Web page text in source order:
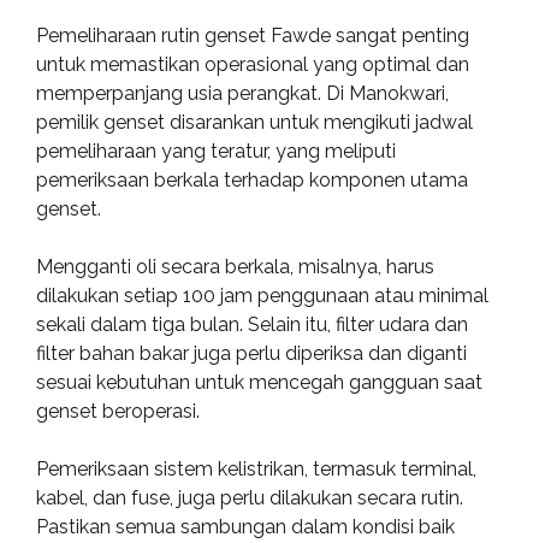
Pemeliharaan rutin genset Fawde sangat penting
untuk memastikan operasional yang optimal dan
memperpanjang usia perangkat. Di Manokwari,
pemilik genset disarankan untuk mengikuti jadwal
pemeliharaan yang teratur, yang meliputi
pemeriksaan berkala terhadap komponen utama
genset.
Mengganti oli secara berkala, misalnya, harus
dilakukan setiap 100 jam penggunaan atau minimal
sekali dalam tiga bulan. Selain itu, filter udara dan
filter bahan bakar juga perlu diperiksa dan diganti
sesuai kebutuhan untuk mencegah gangguan saat
genset beroperasi.
Pemeriksaan sistem kelistrikan, termasuk terminal,
kabel, dan fuse, juga perlu dilakukan secara rutin.
Pastikan semua sambungan dalam kondisi baik